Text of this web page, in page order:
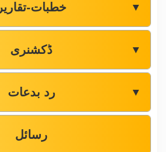
خطبات-تقاریر ▼
ڈکشنری ▼
رد بدعات ▼
رسائل